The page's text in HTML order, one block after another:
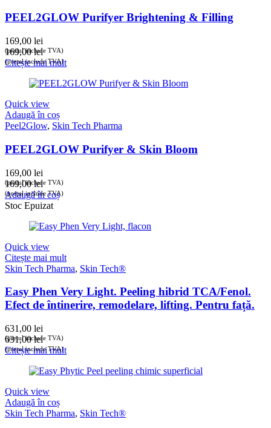
PEEL2GLOW Purifyer Brightening & Filling
169,00 lei
(prețul include TVA)
169,00lei
(prețul include TVA)
Citește mai mult
Quick view
Adaugă în coș
Peel2Glow, Skin Tech Pharma
PEEL2GLOW Purifyer & Skin Bloom
169,00 lei
(prețul include TVA)
169,00lei
(prețul include TVA)
Adaugă în coș
Stoc Epuizat
Quick view
Citește mai mult
Skin Tech Pharma, Skin Tech®
Easy Phen Very Light. Peeling hibrid TCA/Fenol.
Efect de întinerire, remodelare, lifting. Pentru față.
631,00 lei
(prețul include TVA)
631,00lei
(prețul include TVA)
Citește mai mult
Quick view
Adaugă în coș
Skin Tech Pharma, Skin Tech®